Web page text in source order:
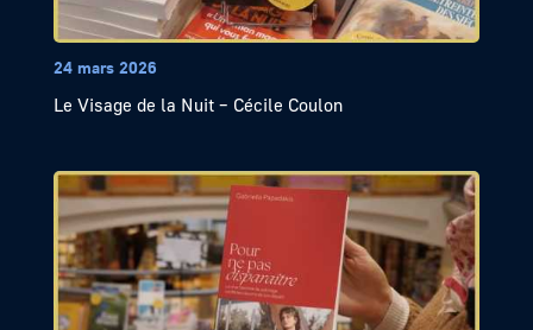
24 mars 2026
Le Visage de la Nuit – Cécile Coulon